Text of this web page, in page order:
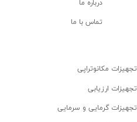
درباره ما
تماس با ما
تجهیزات مکانوتراپی
تجهیزات ارزیابی
تجهیزات گرمایی و سرمایی